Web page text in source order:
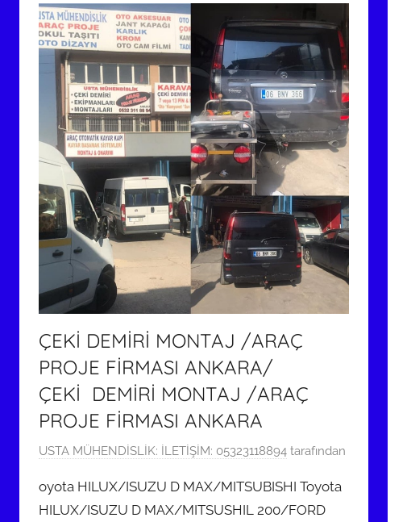
ÇEKİ DEMİRİ MONTAJ /ARAÇ
PROJE FİRMASI ANKARA/
ÇEKİ DEMİRİ MONTAJ /ARAÇ
PROJE FİRMASI ANKARA
6
a
y
USTA MÜHENDİSLİK: İLETİŞİM: 05323118894 tarafından
oyota HILUX/ISUZU D MAX/MITSUBISHI Toyota
HILUX/ISUZU D MAX/MITSUSHIL 200/FORD